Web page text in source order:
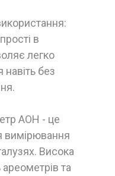
в
легко
без
АОН - це
вимірювання
Висока
ареометрів та